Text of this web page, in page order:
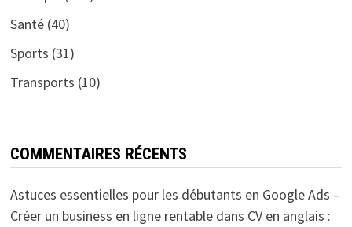
Santé(40)
Sports (31)
Transports (10)
COMMENTAIRES RÉCENTS
Astuces essentielles pour les débutants en Google Ads –
Créer un business en ligne rentabledans CV en anglais :